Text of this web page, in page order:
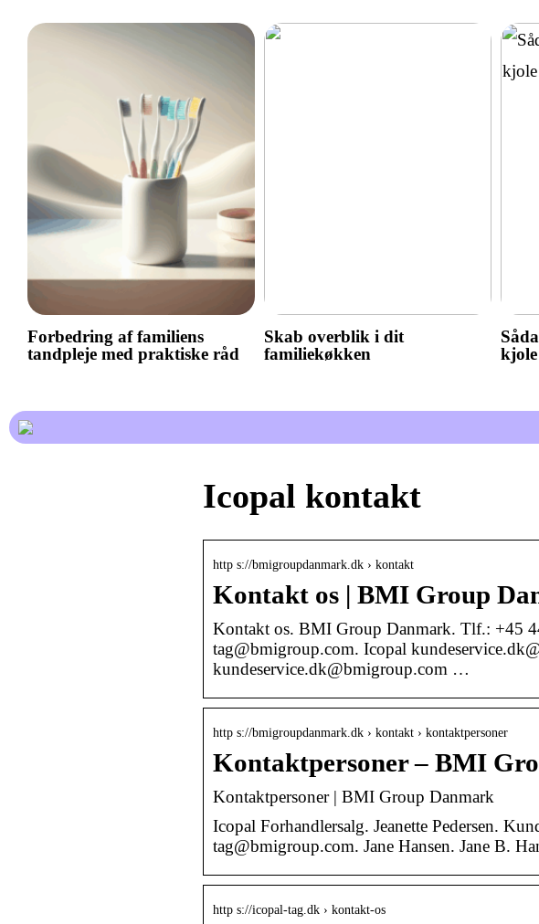
Forbedring af familiens
tandpleje med praktiske råd
Skab overblik i dit
familiekøkken
Icopal kontakt
http s://bmigroupdanmark.dk › kontakt
Kontakt os | BMI Group
Kontakt os. BMI Group Danmark. Tlf.: +45
tag@bmigroup.com. Icopal
kundeservice.dk@bmigroup.com …
http s://bmigroupdanmark.dk › kontakt › kontaktpersoner
Kontaktpersoner – BMI
Kontaktpersoner | BMI Group Danmark
Icopal Forhandlersalg. Jeanette Pedersen.
tag@bmigroup.com. Jane Hansen. Jane B.
http s://icopal-tag.dk › kontakt-os